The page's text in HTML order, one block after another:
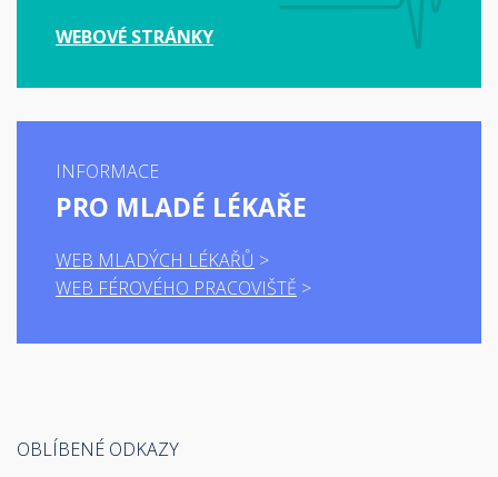
WEBOVÉ STRÁNKY
INFORMACE
PRO MLADÉ LÉKAŘE
WEB MLADÝCH LÉKAŘŮ
WEB FÉROVÉHO PRACOVIŠTĚ
OBLÍBENÉ ODKAZY